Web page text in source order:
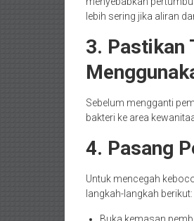
lebih sering jika aliran
3. Pastikan
Sebelum mengganti
bakteri ke area
4. Pasang
Untuk mencegah
langkah-langkah berikut: